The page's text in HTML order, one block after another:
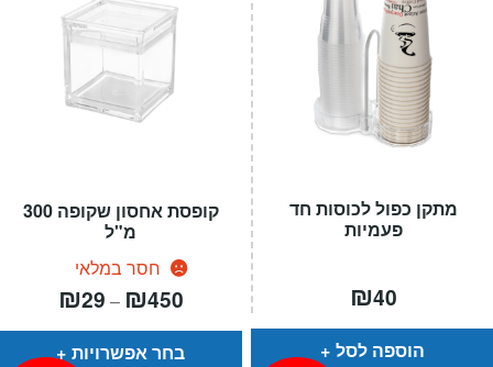
קופסת אחסון שקופה 300
מ"ל
חסר במלאי
₪29 – ₪450טווח
מחירים:
⁦₪29⁩
עדבחר אפשרויות
מתקן כפול לכוסות חד
פעמיות
₪40
הוספה לסל